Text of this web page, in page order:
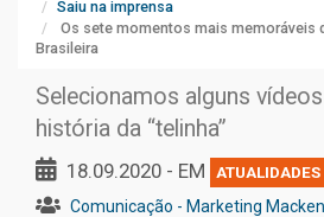
Saiu na imprensa
Os sete momentos mais memoráveis
Brasileira
Selecionamos alguns
história da “telinha”
18.09.2020 - EM ATUALIDADES
Comunicação - Marketing